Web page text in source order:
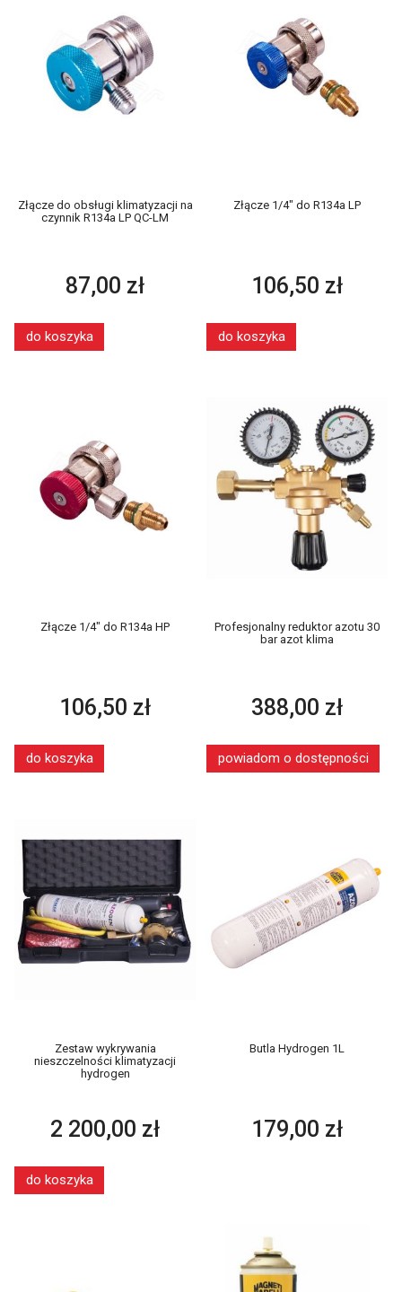
Złącze do obsługi klimatyzacji na
czynnik R134a LP QC-LM
87,00 zł
do koszyka
Złącze 1/4" do R134a LP
106,50 zł
do koszyka
Złącze 1/4" do R134a HP
106,50 zł
do koszyka
Profesjonalny reduktor azotu 30
bar azot klima
388,00 zł
powiadom o dostępności
Zestaw wykrywania
nieszczelności klimatyzacji
hydrogen
2 200,00 zł
do koszyka
Butla Hydrogen 1L
179,00 zł